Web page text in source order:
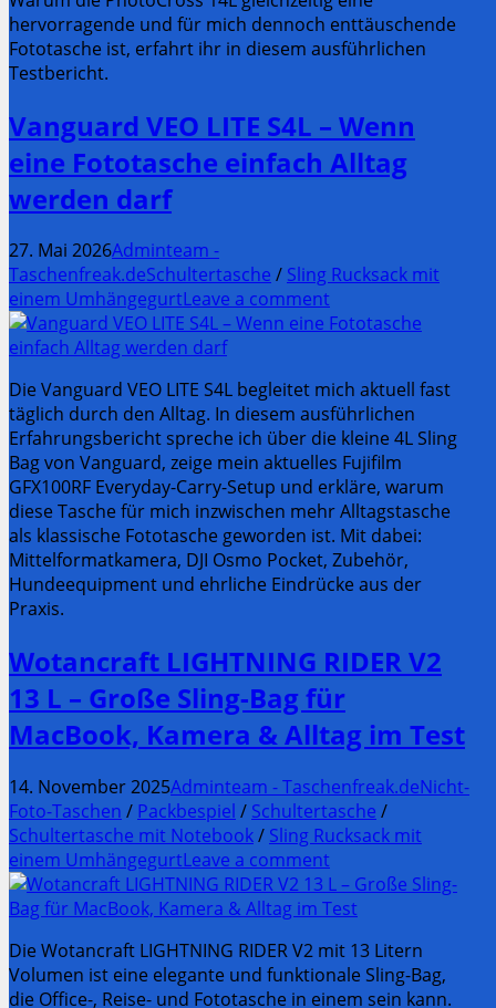
hervorragende und für mich dennoch enttäuschende
Fototasche ist, erfahrt ihr in diesem ausführlichen
Testbericht.
Vanguard VEO LITE S4L – Wenn
eine Fototasche einfach Alltag
werden darf
27. Mai 2026Adminteam -
Taschenfreak.deSchultertasche / Sling Rucksack mit
einem UmhängegurtLeave a comment
Die Vanguard VEO LITE S4L begleitet mich aktuell fast
täglich durch den Alltag. In diesem ausführlichen
Erfahrungsbericht spreche ich über die kleine 4L Sling
Bag von Vanguard, zeige mein aktuelles Fujifilm
GFX100RF Everyday-Carry-Setup und erkläre, warum
diese Tasche für mich inzwischen mehr Alltagstasche
als klassische Fototasche geworden ist. Mit dabei:
Mittelformatkamera, DJI Osmo Pocket, Zubehör,
Hundeequipment und ehrliche Eindrücke aus der
Praxis.
Wotancraft LIGHTNING RIDER V2
13 L – Große Sling-Bag für
MacBook, Kamera & Alltag im Test
14. November 2025Adminteam - Taschenfreak.deNicht-
Foto-Taschen / Packbespiel / Schultertasche /
Schultertasche mit Notebook/ Sling Rucksack mit
einem UmhängegurtLeave a comment
Die Wotancraft LIGHTNING RIDER V2 mit 13 Litern
Volumen ist eine elegante und funktionale Sling-Bag,
die Office-, Reise- und Fototasche in einem sein kann.